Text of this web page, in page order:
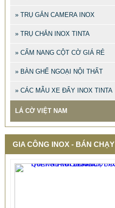
» TRỤ GẮN CAMERA INOX
» TRỤ CHẮN INOX TINTA
» CẨM NANG CỘT CỜ GIÁ RẺ
» BÀN GHẾ NGOẠI NỘI THẤT
» CÁC MẪU XE ĐẨY INOX TINTA
LÁ CỜ VIỆT NAM
GIA CÔNG INOX - BÁN CHẠY